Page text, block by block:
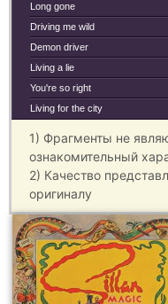
Long gone
Driving me wild
Demon driver
Living a lie
You're so right
Living for the city
1) Фрагменты не
ознакомительный
2) Качество
оригиналу